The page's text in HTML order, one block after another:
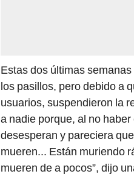
Estas dos últimas
los pasillos, pero debido a
usuarios, suspendieron la
a nadie porque, al no
desesperan y pareciera
mueren... Están muriendo
mueren de a pocos”, dijo